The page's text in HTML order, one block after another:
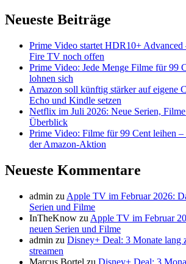
Neueste Beiträge
Prime Video startet HDR10+
Fire TV noch offen
Prime Video: Jede Menge Filme für 99
lohnen sich
Amazon soll künftig stärker auf eigene
Echo und Kindle setzen
Netflix im Juli 2026: Neue Serien,
Überblick
Prime Video: Filme für 99 Cent leihen
der Amazon-Aktion
Neueste Kommentare
admin zu Apple TV im Februar 2026:
Serien und Filme
InTheKnow zu Apple TV im Februar
neuen Serien und Filme
admin zu Disney+ Deal: 3 Monate lang
streamen